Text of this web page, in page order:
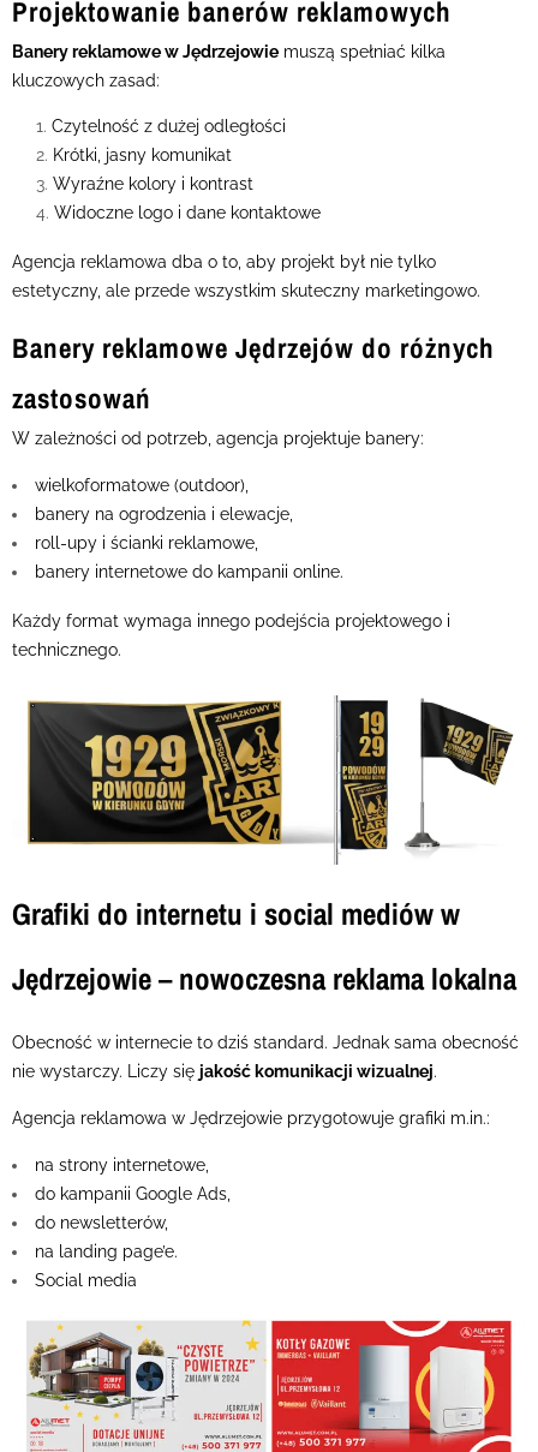
Projektowanie banerów reklamowych
Banery reklamowe w Jędrzejowie muszą spełniać kilka
kluczowych zasad:
Czytelność z dużej odległości
Krótki, jasny komunikat
Wyraźne kolory i kontrast
Widoczne logo i dane kontaktowe
Agencja reklamowa dba o to, aby projekt był nie tylko
estetyczny, ale przede wszystkim skuteczny marketingowo.
Banery reklamowe Jędrzejów do różnych
zastosowań
W zależności od potrzeb, agencja projektuje banery:
wielkoformatowe (outdoor),
banery na ogrodzenia i elewacje,
roll-upy i ścianki reklamowe,
banery internetowe do kampanii online.
Każdy format wymaga innego podejścia projektowego i
technicznego.
Grafiki do internetu i social mediów w
Jędrzejowie – nowoczesna reklama lokalna
Obecność w internecie to dziś standard. Jednak sama obecność
nie wystarczy. Liczy się jakość komunikacji wizualnej.
Agencja reklamowa w Jędrzejowie przygotowuje grafiki m.in.:
na strony internetowe,
do kampanii Google Ads,
do newsletterów,
na landing page’e.
Social media